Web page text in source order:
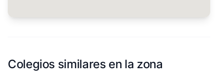
Colegios similares en la zona